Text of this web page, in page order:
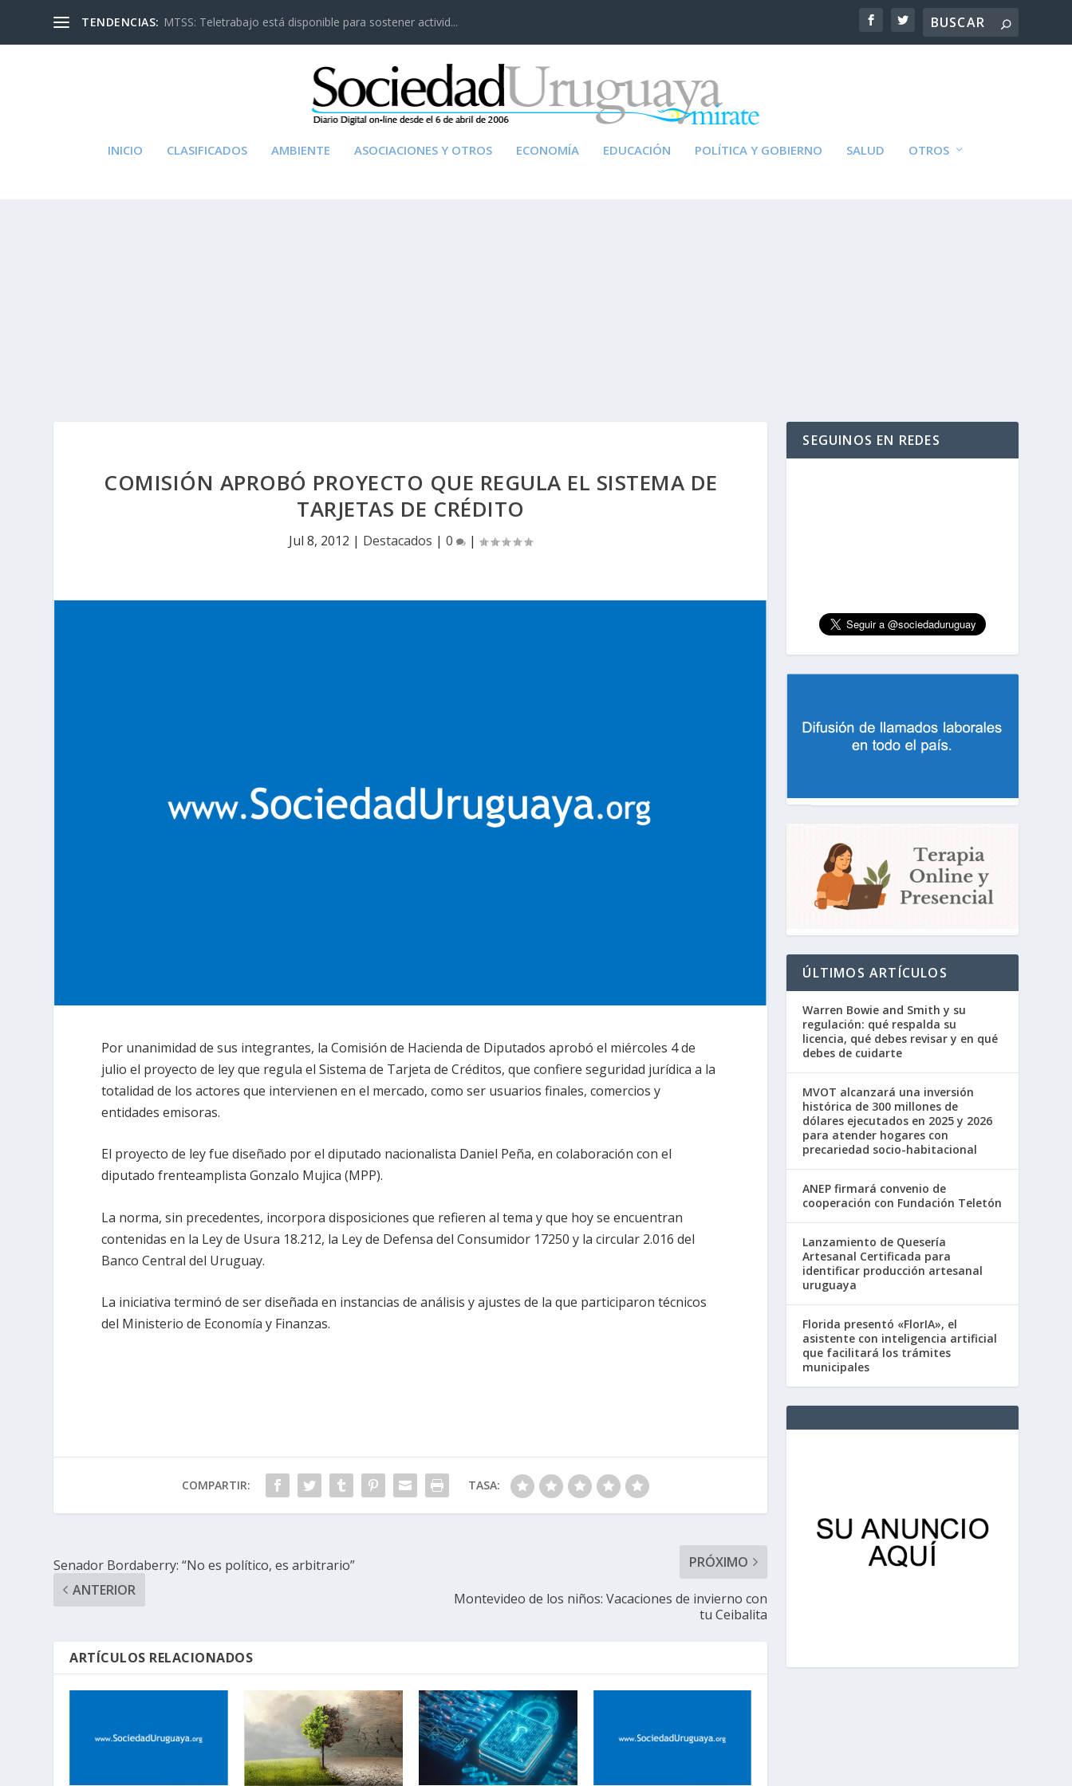
TENDENCIAS: MTSS: Teletrabajo está disponible para sostener activid...
INICIO CLASIFICADOS AMBIENTE ASOCIACIONES Y OTROS ECONOMÍA EDUCACIÓN POLÍTICA Y GOBIERNO SALUD OTROS
COMISIÓN APROBÓ PROYECTO QUE REGULA EL SISTEMA DE
TARJETAS DE CRÉDITO
Jul 8, 2012 | Destacados |0 |
Por unanimidad de sus integrantes, la Comisión de Hacienda de Diputados aprobó el miércoles 4 de
julio el proyecto de ley que regula el Sistema de Tarjeta de Créditos, que confiere seguridad jurídica a la
totalidad de los actores que intervienen en el mercado, como ser usuarios finales, comercios y
entidades emisoras.
El proyecto de ley fue diseñado por el diputado nacionalista Daniel Peña, en colaboración con el
diputado frenteamplista Gonzalo Mujica (MPP).
La norma, sin precedentes, incorpora disposiciones que refieren al tema y que hoy se encuentran
contenidas en la Ley de Usura 18.212, la Ley de Defensa del Consumidor 17250 y la circular 2.016 del
Banco Central del Uruguay.
La iniciativa terminó de ser diseñada en instancias de análisis y ajustes de la que participaron técnicos
del Ministerio de Economía y Finanzas.
COMPARTIR: TASA:
Senador Bordaberry: “No es político, es arbitrario”
ANTERIOR
PRÓXIMO
Montevideo de los niños: Vacaciones de invierno con
tu Ceibalita
ARTÍCULOS RELACIONADOS
SEGUINOS EN REDES
ÚLTIMOS ARTÍCULOS
Warren Bowie and Smith y su
regulación: qué respalda su
licencia, qué debes revisar y en qué
debes de cuidarte
MVOT alcanzará una inversión
histórica de 300 millones de
dólares ejecutados en 2025 y 2026
para atender hogares con
precariedad socio-habitacional
ANEP firmará convenio de
cooperación con Fundación Teletón
Lanzamiento de Quesería
Artesanal Certificada para
identificar producción artesanal
uruguaya
Florida presentó «FlorIA», el
asistente con inteligencia artificial
que facilitará los trámites
municipales